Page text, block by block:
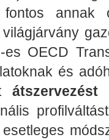
fontos annak
OECD
és